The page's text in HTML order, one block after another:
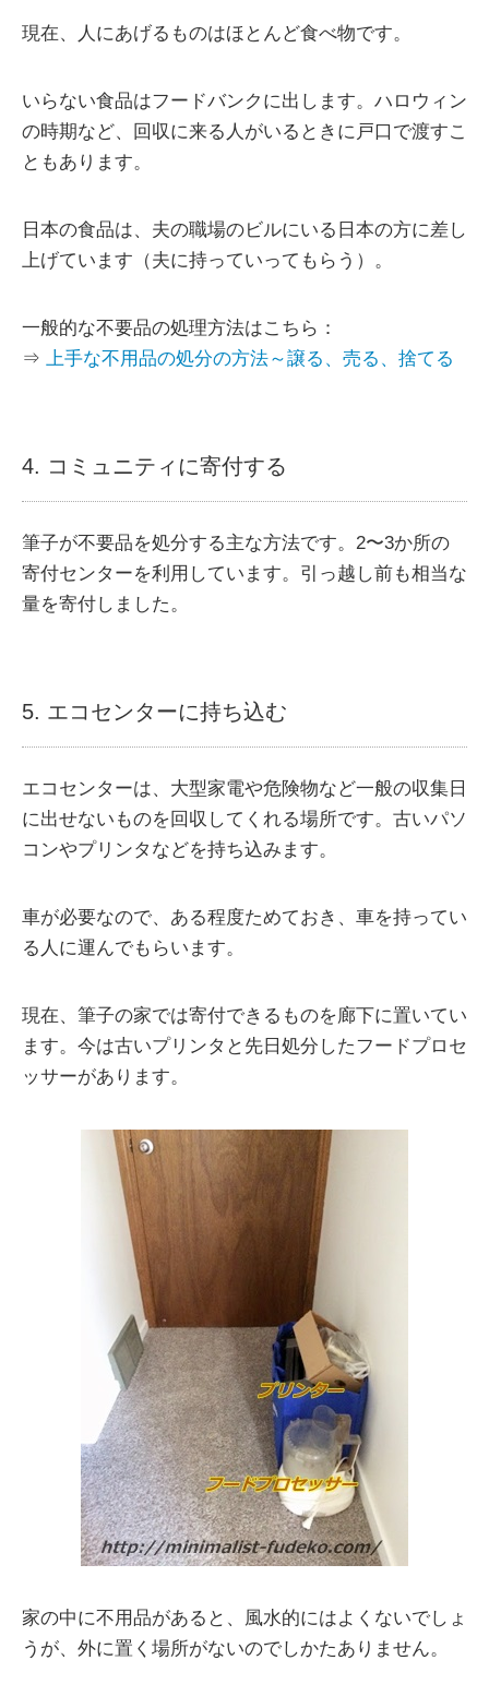
現在、人にあげるものはほとんど食べ物です。
いらない食品はフードバンクに出します。ハロウィン
の時期など、回収に来る人がいるときに戸口で渡すこ
ともあります。
日本の食品は、夫の職場のビルにいる日本の方に差し
上げています（夫に持っていってもらう）。
一般的な不要品の処理方法はこちら：
⇒ 上手な不用品の処分の方法～譲る、売る、捨てる
4. コミュニティに寄付する
筆子が不要品を処分する主な方法です。2〜3か所の
寄付センターを利用しています。引っ越し前も相当な
量を寄付しました。
5. エコセンターに持ち込む
エコセンターは、大型家電や危険物など一般の収集日
に出せないものを回収してくれる場所です。古いパソ
コンやプリンタなどを持ち込みます。
車が必要なので、ある程度ためておき、車を持ってい
る人に運んでもらいます。
現在、筆子の家では寄付できるものを廊下に置いてい
ます。今は古いプリンタと先日処分したフードプロセ
ッサーがあります。
家の中に不用品があると、風水的にはよくないでしょ
うが、外に置く場所がないのでしかたありません。